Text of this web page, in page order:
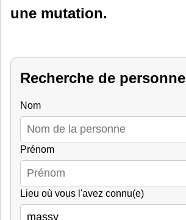
une mutation.
Recherche de personne
Nom
Prénom
Lieu où vous l'avez connu(e)